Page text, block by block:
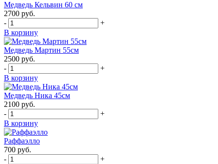
Медведь Кельвин 60 см
2700 руб.
-
+
В корзину
Медведь Мартин 55см
2500 руб.
-
+
В корзину
Медведь Ника 45см
2100 руб.
-
+
В корзину
Раффаэлло
700 руб.
-
+